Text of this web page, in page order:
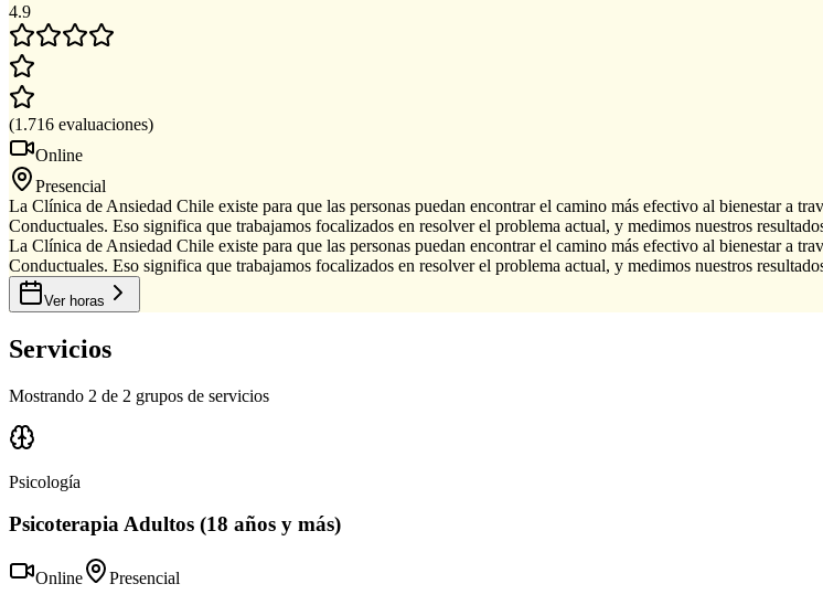
4.9
(1.716 evaluaciones)
Online
Presencial
La Clínica de Ansiedad Chile existe para que las personas puedan encontrar el camino más efectivo al bienestar a
Conductuales. Eso significa que trabajamos focalizados en resolver el problema actual, y medimos nuestros
La Clínica de Ansiedad Chile existe para que las personas puedan encontrar el camino más efectivo al bienestar a
Conductuales. Eso significa que trabajamos focalizados en resolver el problema actual, y medimos nuestros
Ver horas
Servicios
Mostrando 2 de 2 grupos de servicios
Psicología
Psicoterapia Adultos (18 años y más)
Online
Presencial